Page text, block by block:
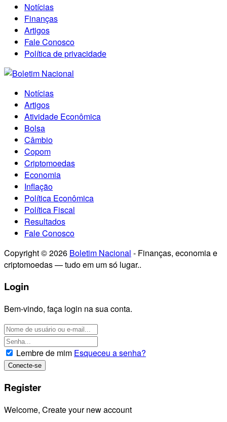
Notícias
Finanças
Artigos
Fale Conosco
Política de privacidade
Notícias
Artigos
Atividade Econômica
Bolsa
Câmbio
Copom
Criptomoedas
Economia
Inflação
Política Econômica
Política Fiscal
Resultados
Fale Conosco
Copyright © 2026 Boletim Nacional - Finanças, economia e
criptomoedas — tudo em um só lugar..
Login
Bem-vindo, faça login na sua conta.
Lembre de mim Esqueceu a senha?
Register
Welcome, Create your new account